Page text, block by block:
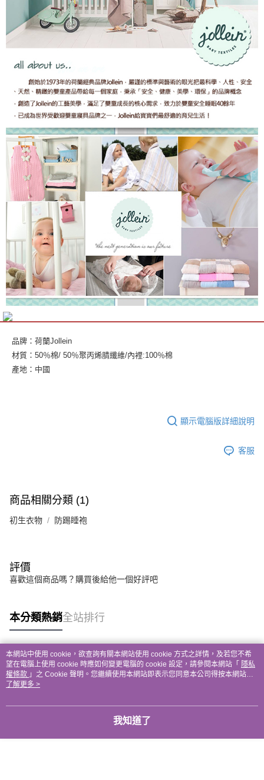
品牌：荷蘭Jollein
材質：50％棉/ 50％聚丙烯腈纖維/內裡:100％棉
產地：中國
顯示電腦版詳細說明
客服
商品相關分類 (1)
初生衣物 防踢睡袍
評價
喜歡這個商品嗎？購買後給他一個好評吧
本分類熱銷全站排行
熱門標籤
本網站中使用 cookie，欲查詢有關本網站使用 cookie 方式之詳情，及若您不希
望在電腦上使用 cookie 時應如何變更電腦的 cookie 設定，請參閱本網站「 隱私
權條款 」之 Cookie 聲明。您繼續使用本網站即表示您同意本公司得按本網站使
用條款之 Cookie 聲明使用 cookie。
了解更多 >
我知道了